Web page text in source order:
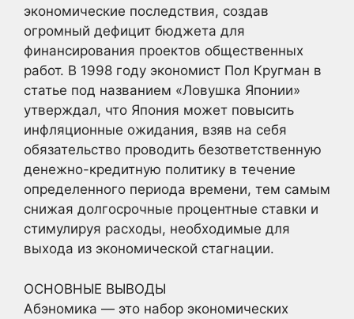
экономические последствия, создав
огромный дефицит бюджета для
финансирования проектов общественных
работ. В 1998 году экономист Пол Кругман в
статье под названием «Ловушка Японии»
утверждал, что Япония может повысить
инфляционные ожидания, взяв на себя
обязательство проводить безответственную
денежно-кредитную политику в течение
определенного периода времени, тем самым
снижая долгосрочные процентные ставки и
стимулируя расходы, необходимые для
выхода из экономической стагнации.
ОСНОВНЫЕ ВЫВОДЫ
Абэномика — это набор экономических